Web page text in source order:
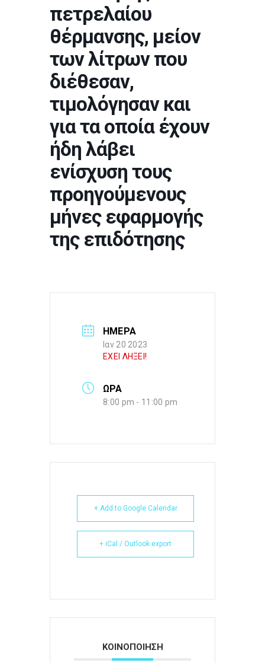
πετρελαίου
θέρμανσης, μείον
των λίτρων που
διέθεσαν,
τιμολόγησαν και
για τα οποία έχουν
ήδη λάβει
ενίσχυση τους
προηγούμενους
μήνες εφαρμογής
της επιδότησης
ΗΜΕΡΑ
Ιαν 20 2023
ΕΧΕΙ ΛΗΞΕΙ!
ΩΡΑ
8:00 pm - 11:00 pm
+ Add to Google Calendar
+ iCal / Outlook export
ΚΟΙΝΟΠΟΙΗΣΗ